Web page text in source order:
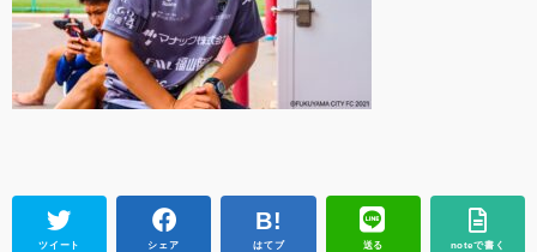
ツイート シェア はてブ 送る noteで書く